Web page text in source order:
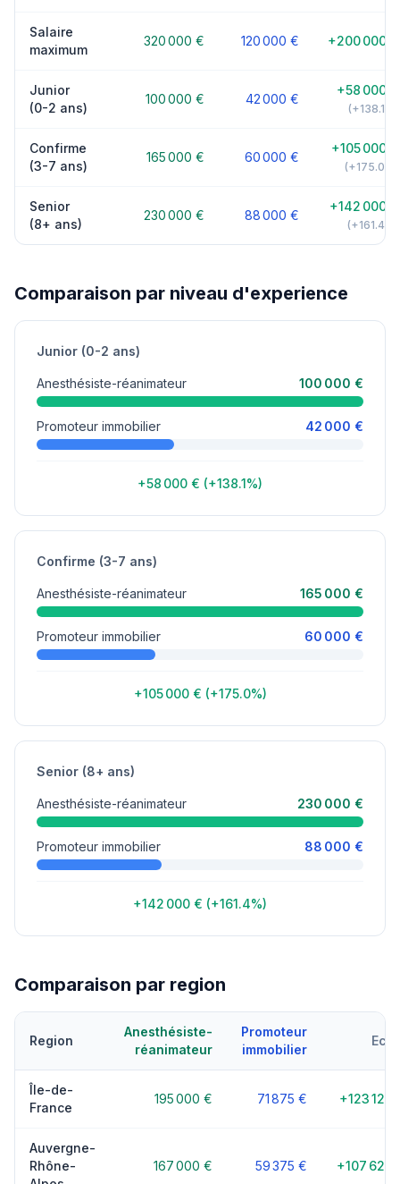
Salaire
maximum
320 000 € 120 000 € +200 000 €
Junior
(0-2 ans)
100 000 € 42 000 €
+58 000 €
(+138.1%)
Confirme
(3-7 ans)
165 000 € 60 000 €
+105 000 €
(+175.0%)
Senior
(8+ ans)
230 000 € 88 000 €
+142 000 €
(+161.4%)
Comparaison par niveau d'experience
Junior (0-2 ans)
Anesthésiste-réanimateur 100 000 €
Promoteur immobilier 42 000 €
+58 000 € (+138.1%)
Confirme (3-7 ans)
Anesthésiste-réanimateur 165 000 €
Promoteur immobilier 60 000 €
+105 000 € (+175.0%)
Senior (8+ ans)
Anesthésiste-réanimateur 230 000 €
Promoteur immobilier 88 000 €
+142 000 € (+161.4%)
Comparaison par region
Region
Anesthésiste-
réanimateur
Promoteur
immobilier
Île-de-
France
195 000 € 71 875 € +123 125
Auvergne-
Rhône-
167 000 € 59 375 € +107 625